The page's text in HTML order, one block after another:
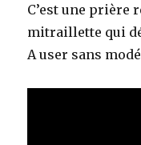
C’est une prière
mitraillette qui
A user sans